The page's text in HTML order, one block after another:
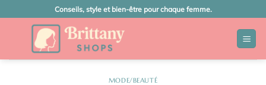
au
Conseils, style et bien-être pour chaque femme.
MODE/BEAUTÉ